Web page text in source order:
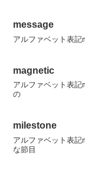
message
アルファベット表
magnetic
アルファベット表
の
milestone
アルファベット表
な節目